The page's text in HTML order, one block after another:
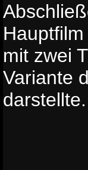
mit zwei
Variante
darstellte.